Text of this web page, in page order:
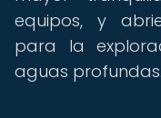
equipos, y
para la
aguas profundas.